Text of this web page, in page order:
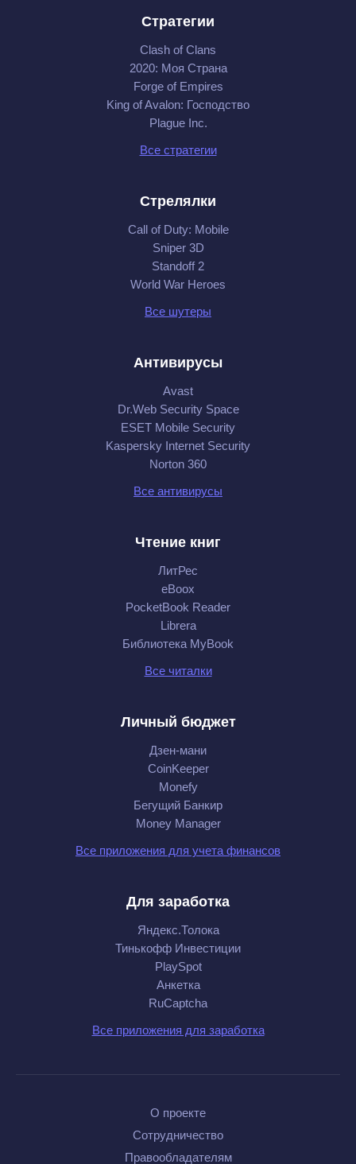
Стратегии
Clash of Clans
2020: Моя Cтрана
Forge of Empires
King of Avalon: Господство
Plague Inc.
Все стратегии
Стрелялки
Call of Duty: Mobile
Sniper 3D
Standoff 2
World War Heroes
Все шутеры
Антивирусы
Avast
Dr.Web Security Space
ESET Mobile Security
Kaspersky Internet Security
Norton 360
Все антивирусы
Чтение книг
ЛитРес
eBoox
PocketBook Reader
Librera
Библиотека MyBook
Все читалки
Личный бюджет
Дзен-мани
CoinKeeper
Monefy
Бегущий Банкир
Money Manager
Все приложения для учета финансов
Для заработка
Яндекс.Толока
Тинькофф Инвестиции
PlaySpot
Анкетка
RuCaptcha
Все приложения для заработка
О проекте
Сотрудничество
Правообладателям